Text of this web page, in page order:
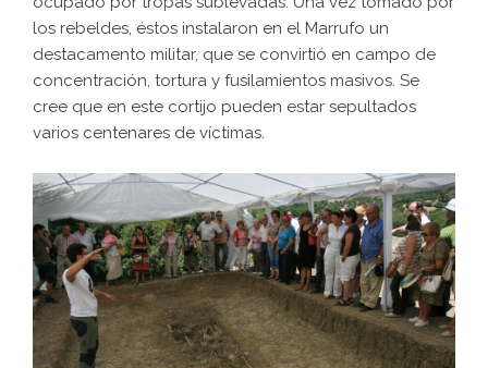
los rebeldes, éstos instalaron en el Marrufo un
destacamento militar, que se convirtió en campo de
concentración, tortura y fusilamientos masivos. Se
cree que en este cortijo pueden estar sepultados
varios centenares de víctimas.